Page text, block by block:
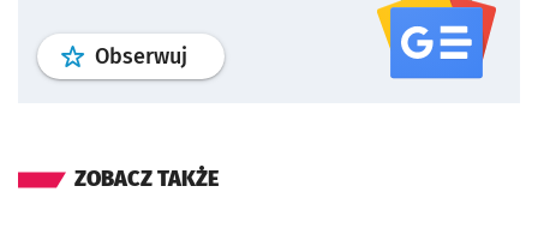
Obserwuj profil serwisu
ZOBACZ TAKŻE